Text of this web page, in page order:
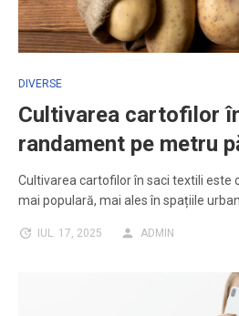
DIVERSE
Cultivarea cartofilor
randament pe metru
Cultivarea cartofilor în saci textili este
mai populară, mai ales în spațiile
IUL. 17, 2025 ADMIN